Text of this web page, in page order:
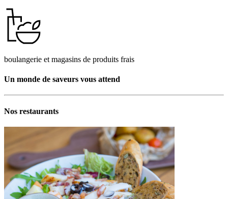
boulangerie et magasins de produits frais
Un monde de saveurs vous attend
Nos restaurants